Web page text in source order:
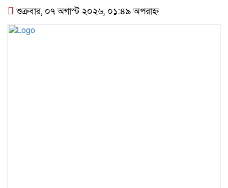
শুক্রবার, ০৭ অগাস্ট ২০২৬, ০১:৪৯ অপরাহ্ন